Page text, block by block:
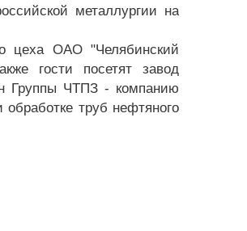
металлургии на
цеха ОАО "Челябинский
гости посетят завод
Группы ЧТПЗ - компанию
труб нефтяного